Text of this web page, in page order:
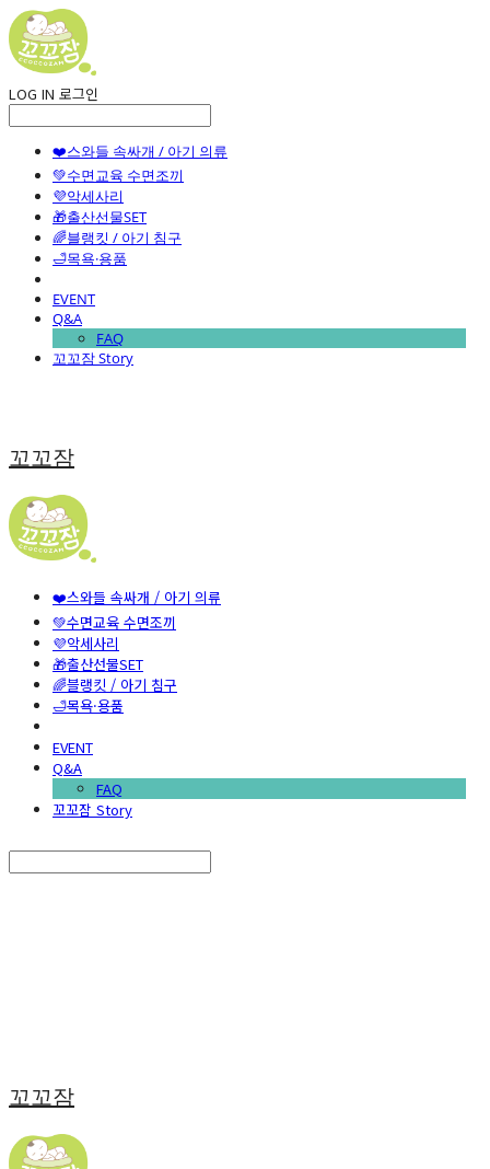
LOG IN 로그인
❤️스와들 속싸개 / 아기 의류
💚수면교육 수면조끼
💜악세사리
🎁출산선물SET
🌈블랭킷 / 아기 침구
🛁목욕·용품
EVENT
Q&A
FAQ
꼬꼬잠 Story
꼬꼬잠
❤️스와들 속싸개 / 아기 의류
💚수면교육 수면조끼
💜악세사리
🎁출산선물SET
🌈블랭킷 / 아기 침구
🛁목욕·용품
EVENT
Q&A
FAQ
꼬꼬잠 Story
꼬꼬잠